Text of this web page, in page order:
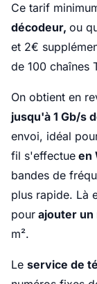
Ce tarif
décodeur, ou
et 2€
de 100 chaînes
On obtient en
jusqu'à 1 Gb/s
envoi, idéal
fil s'effectue en
bandes de
plus rapide. Là
pour ajouter
m².
Le service de